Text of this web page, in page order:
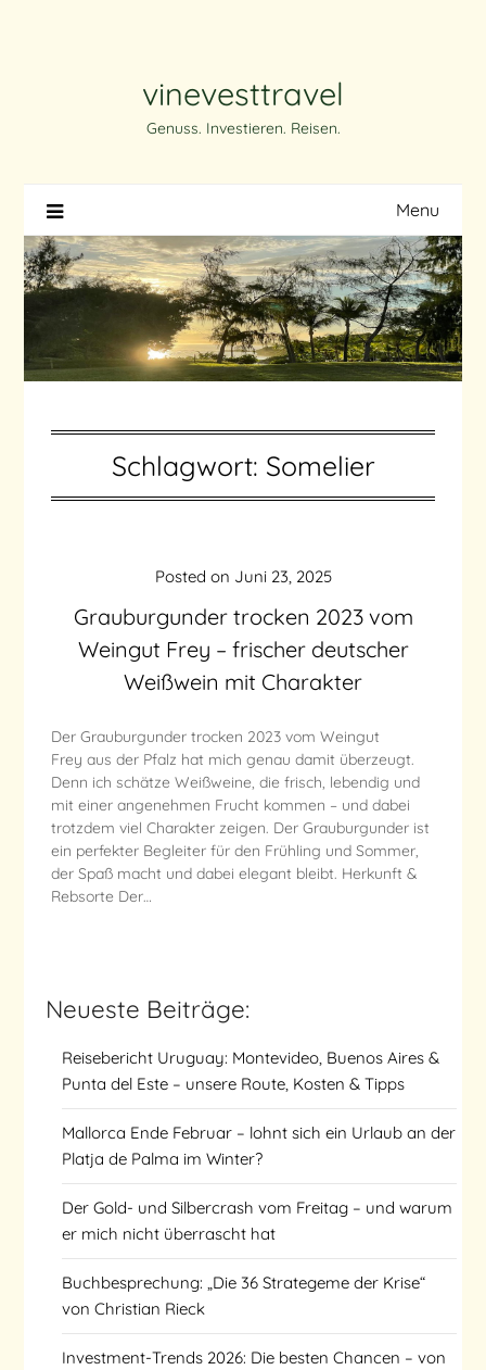
vinevesttravel
Genuss. Investieren. Reisen.
Menu
Schlagwort: Somelier
Grauburgunder trocken 2023 vom
Weingut Frey – frischer deutscher
Weißwein mit Charakter
Posted on Juni 23, 2025
Der Grauburgunder trocken 2023 vom Weingut
Frey aus der Pfalz hat mich genau damit überzeugt.
Denn ich schätze Weißweine, die frisch, lebendig und
mit einer angenehmen Frucht kommen – und dabei
trotzdem viel Charakter zeigen. Der Grauburgunder ist
ein perfekter Begleiter für den Frühling und Sommer,
der Spaß macht und dabei elegant bleibt. Herkunft &
Rebsorte Der…
Neueste Beiträge:
Reisebericht Uruguay: Montevideo, Buenos Aires &
Punta del Este – unsere Route, Kosten & Tipps
Mallorca Ende Februar – lohnt sich ein Urlaub an der
Platja de Palma im Winter?
Der Gold- und Silbercrash vom Freitag – und warum
er mich nicht überrascht hat
Buchbesprechung: „Die 36 Strategeme der Krise“
von Christian Rieck
Investment-Trends 2026: Die besten Chancen – von